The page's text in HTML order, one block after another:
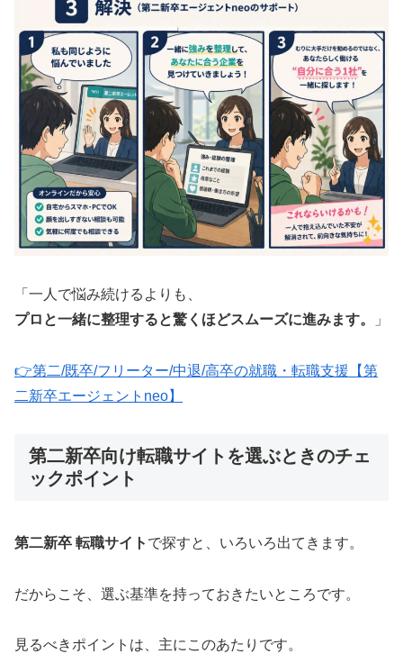
「一人で悩み続けるよりも、
プロと一緒に整理すると驚くほどスムーズに進みます。
」
👉第二/既卒/フリーター/中退/高卒の就職・転職支援【第
二新卒エージェントneo】
第二新卒向け転職サイトを選ぶときのチェ
ックポイント
第二新卒 転職サイト で探すと、いろいろ出てきます。
だからこそ、選ぶ基準を持っておきたいところです。
見るべきポイントは、主にこのあたりです。